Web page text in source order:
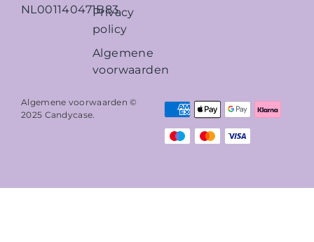
NL001140471B83
Privacy
policy
Algemene
voorwaarden
Algemene voorwaarden ©
2025 Candycase